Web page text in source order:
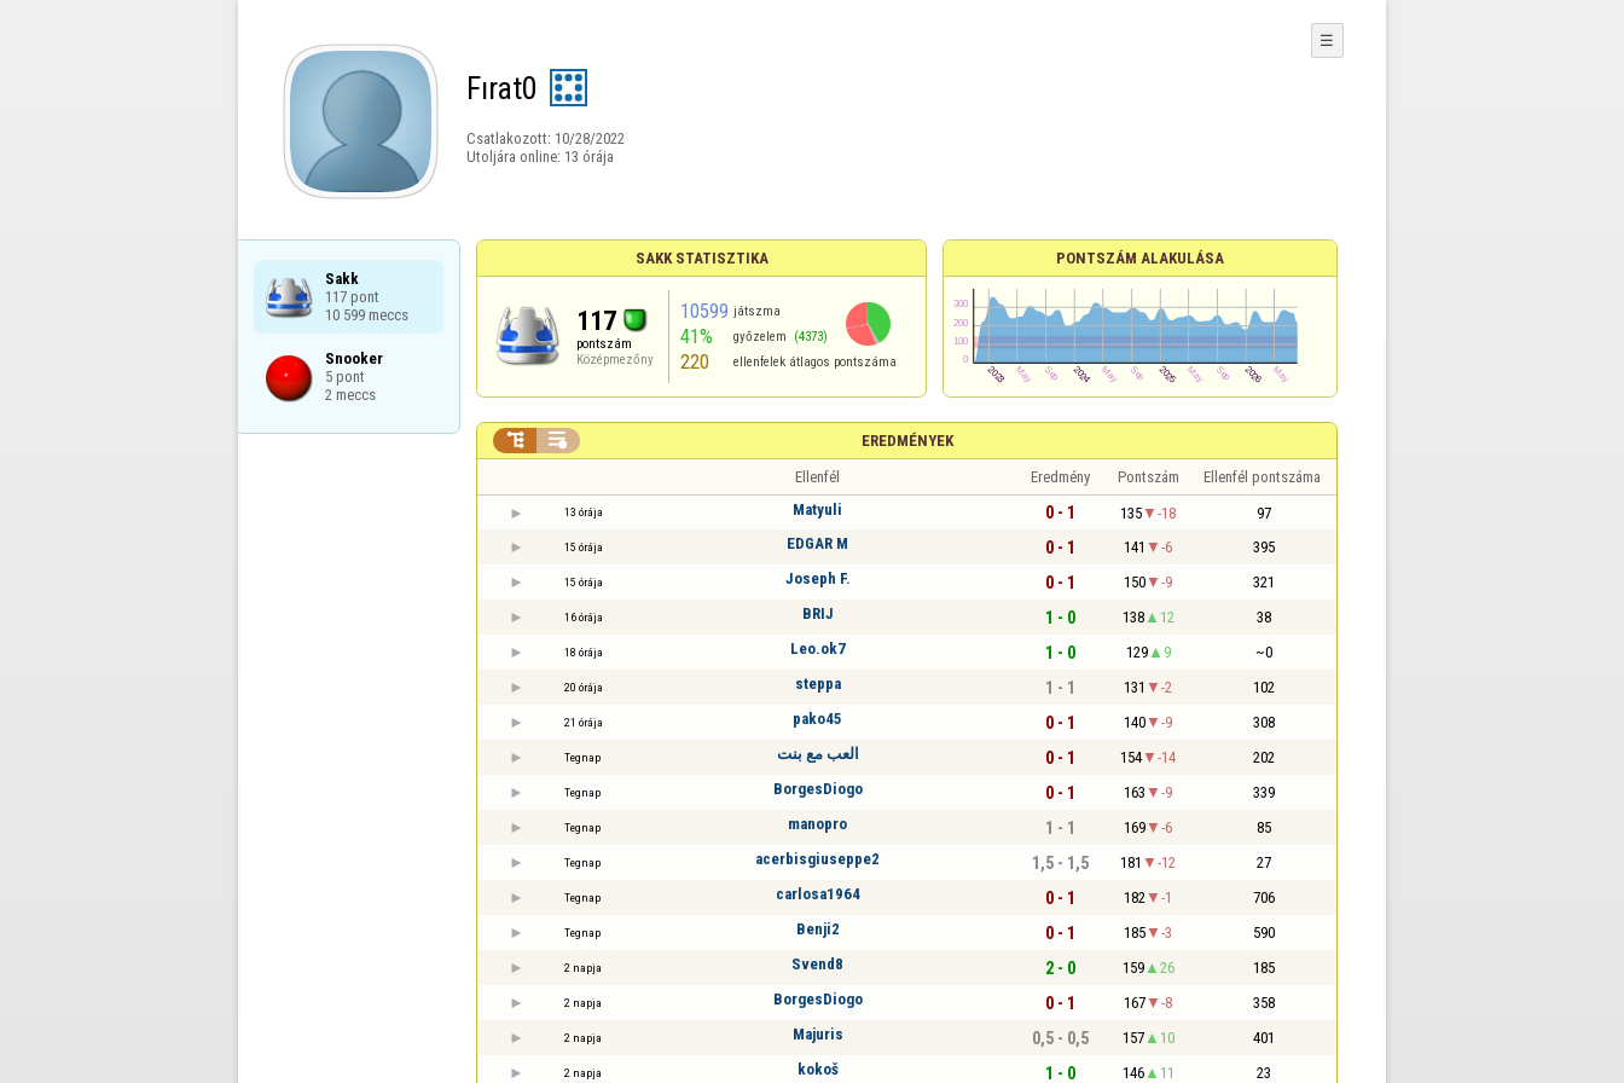
Fırat0
Csatlakozott: 10/28/2022
Utoljára online: 13 órája
☰
Sakk
117 pont
10 599 meccs
Snooker
5 pont
2 meccs
SAKK STATISZTIKA
117
pontszám
Középmezőny
10599 játszma
41% győzelem (4373)
220 ellenfelek átlagos pontszáma
PONTSZÁM ALAKULÁSA
EREDMÉNYEK
 
Ellenfél Eredmény Pontszám Ellenfél pontszáma
13 órája Matyuli 0 - 1 135 -18 97
15 órája EDGAR M 0 - 1 141 -6 395
15 órája Joseph F. 0 - 1 150 -9 321
16 órája BRIJ 1 - 0 138 12 38
18 órája Leo.ok7 1 - 0 129 9 ~0
20 órája steppa 1 - 1 131 -2 102
21 órája pako45 0 - 1 140 -9 308
Tegnap العب مع بنت 0 - 1 154 -14 202
Tegnap BorgesDiogo 0 - 1 163 -9 339
Tegnap manopro 1 - 1 169 -6 85
Tegnap acerbisgiuseppe2 1,5 - 1,5 181 -12 27
Tegnap carlosa1964 0 - 1 182 -1 706
Tegnap Benji2 0 - 1 185 -3 590
2 napja Svend8 2 - 0 159 26 185
2 napja BorgesDiogo 0 - 1 167 -8 358
2 napja Majuris 0,5 - 0,5 157 10 401
2 napja kokoš 1 - 0 146 11 23